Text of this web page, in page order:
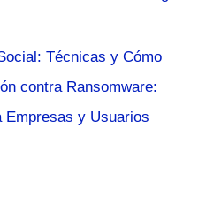
Técnicas y Cómo
contra Ransomware:
Empresas y Usuarios